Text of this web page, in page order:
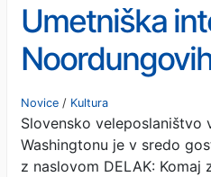
Umetniška
odkritij v
Novice / Kultura
Slovensko veleposlaništvo
Washingtonu je v sredo
z naslovom DELAK: Komaj